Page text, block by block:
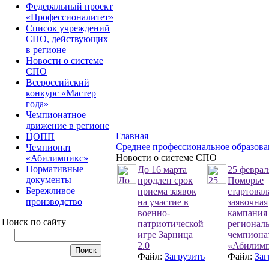
Федеральный проект
«Профессионалитет»
Список учреждений
СПО, действующих
в регионе
Новости о системе
СПО
Всероссийский
конкурс «Мастер
года»
Чемпионатное
движение в регионе
ЦОПП
Чемпионат
«Абилимпикс»
Нормативные
документы
Бережливое
производство
Поиск по сайту
Главная
Среднее профессиональное
Новости о системе СПО
До 16 марта
продлен срок
приема заявок
на участие в
военно-
патриотической
игре Зарница
2.0
Файл: Загрузить
25
Поморье
заявочная
Файл: